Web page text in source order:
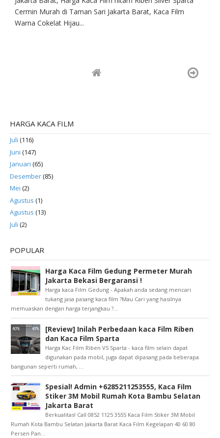
Cermin Murah di Taman Sari Jakarta Barat, Kaca Film
Warna Cokelat Hijau...
HARGA KACA FILM
Juli (116)
Juni (147)
Januari (65)
Desember(85)
Mei (2)
Agustus (1)
Agustus (13)
Juli (2)
POPULAR
Harga Kaca Film Gedung Permeter Murah
Jakarta Bekasi Bergaransi !
Harga kaca Film Gedung - Apakah anda sedang mencari
tukang jasa pasang kaca film ?Mau Cari yang hasilnya
memuaskan dengan harga terjangkau ?...
[Review] Inilah Perbedaan kaca Film Riben
dan Kaca Film Sparta
Harga Kac Film Riben VS Sparta - kaca film selain dapat
digunakan pada mobil, juga dapat dipasang pada beberapa
bangunan seperti rumah, ...
Spesial! Admin +6285211253555, Kaca Film
Stiker 3M Mobil Rumah Kota Bambu Selatan
Jakarta Barat
Berkualitas! Call 0852 1125 3555 Kaca Film Stiker 3M Mobil
Rumah Kota Bambu Selatan Jakarta Barat Kaca Film Kegelapan 40 60 80
Persen Pan...